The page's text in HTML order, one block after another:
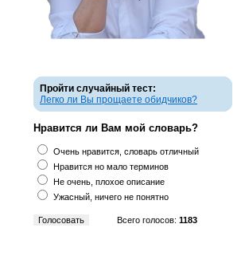
Пройти случайный тест:
Легко ли Вы прощаете обидчиков?
Нравится ли Вам мой словарь?
Очень нравится, словарь отличный
Нравится но мало терминов
Не очень, плохое описание
Ужасный, ничего не понятно
Всего голосов: 1183